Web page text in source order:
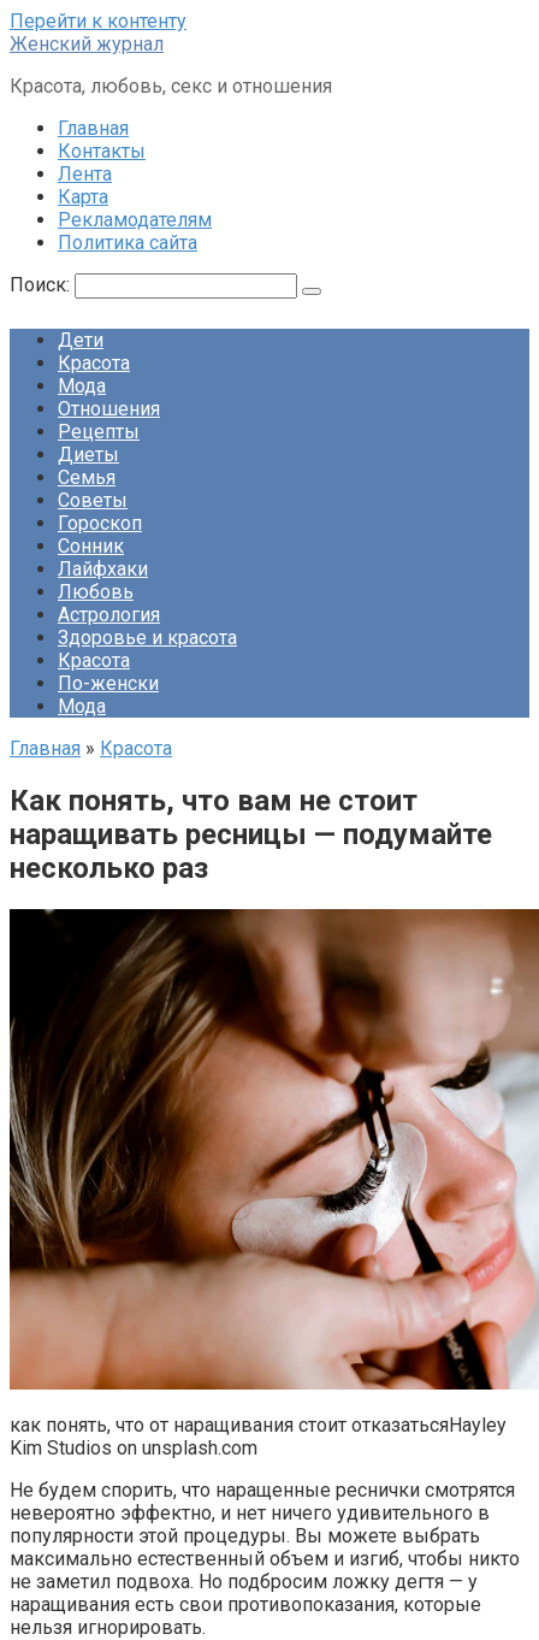
Перейти к контенту
Женский журнал
Красота, любовь, секс и отношения
Главная
Контакты
Лента
Карта
Рекламодателям
Политика сайта
Поиск:
Дети
Красота
Мода
Отношения
Рецепты
Диеты
Семья
Советы
Гороскоп
Сонник
Лайфхаки
Любовь
Астрология
Здоровье и красота
Красота
По-женски
Мода
Главная » Красота
Как понять, что вам не стоит
наращивать ресницы — подумайте
несколько раз
как понять, что от наращивания стоит отказатьсяHayley
Kim Studios on unsplash.com
Не будем спорить, что наращенные реснички смотрятся
невероятно эффектно, и нет ничего удивительного в
популярности этой процедуры. Вы можете выбрать
максимально естественный объем и изгиб, чтобы никто
не заметил подвоха. Но подбросим ложку дегтя — у
наращивания есть свои противопоказания, которые
нельзя игнорировать.